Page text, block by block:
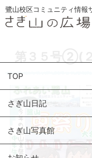
鷺山校区コミュニティ情報
TOP
さぎ山日記
さぎ山写真館
第３５号②(